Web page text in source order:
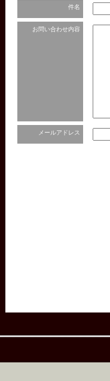
件名
お問い合わせ内容
メールアドレス